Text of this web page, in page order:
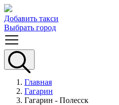
Добавить такси
Выбрать город
Главная
Гагарин
Гагарин - Полесск